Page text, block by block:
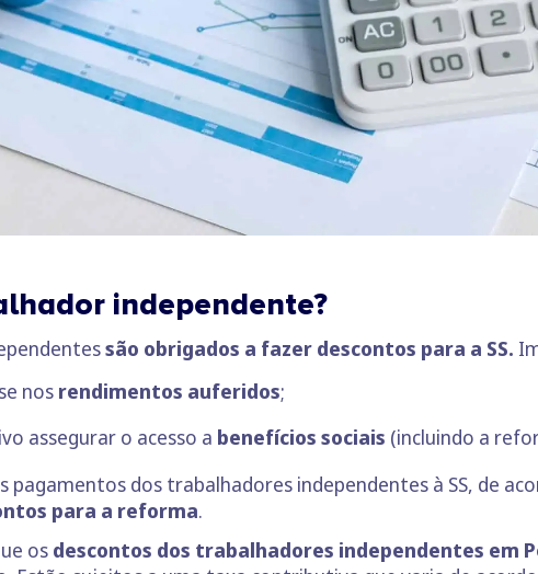
independente?
são obrigados a fazer descontos para a SS.
nos rendimentos auferidos;
assegurar o acesso a benefícios sociais (incluindo a
pagamentos dos trabalhadores independentes à SS, de
para a reforma.
os descontos dos trabalhadores independentes em